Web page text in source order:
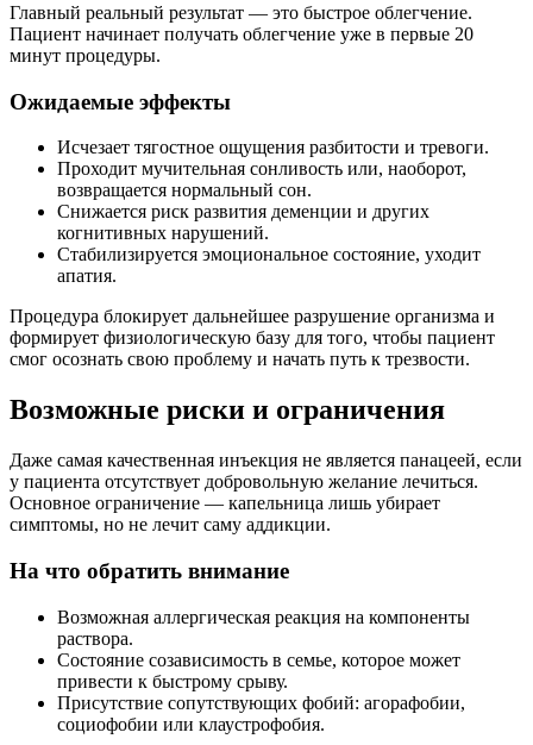
Главный реальный результат — это быстрое облегчение.
Пациент начинает получать облегчение уже в первые 20
минут процедуры.
Ожидаемые эффекты
Исчезает тягостное ощущения разбитости и тревоги.
Проходит мучительная сонливость или, наоборот,
возвращается нормальный сон.
Снижается риск развития деменции и других
когнитивных нарушений.
Стабилизируется эмоциональное состояние, уходит
апатия.
Процедура блокирует дальнейшее разрушение организма и
формирует физиологическую базу для того, чтобы пациент
смог осознать свою проблему и начать путь к трезвости.
Возможные риски и ограничения
Даже самая качественная инъекция не является панацеей, если
у пациента отсутствует добровольную желание лечиться.
Основное ограничение — капельница лишь убирает
симптомы, но не лечит саму аддикции.
На что обратить внимание
Возможная аллергическая реакция на компоненты
раствора.
Состояние созависимость в семье, которое может
привести к быстрому срыву.
Присутствие сопутствующих фобий: агорафобии,
социофобии или клаустрофобия.